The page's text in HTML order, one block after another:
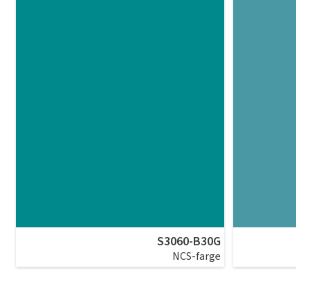
S3060-B30G
NCS-farge